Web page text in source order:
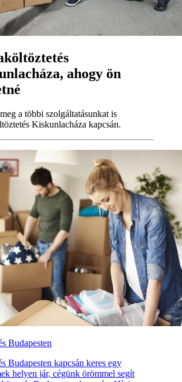
ahogy ön
a többi szolgáltatásunkat is
Kiskunlacháza kapcsán.
Budapesten
Budapesten kapcsán keres egy
helyen jár, cégünk örömmel segít